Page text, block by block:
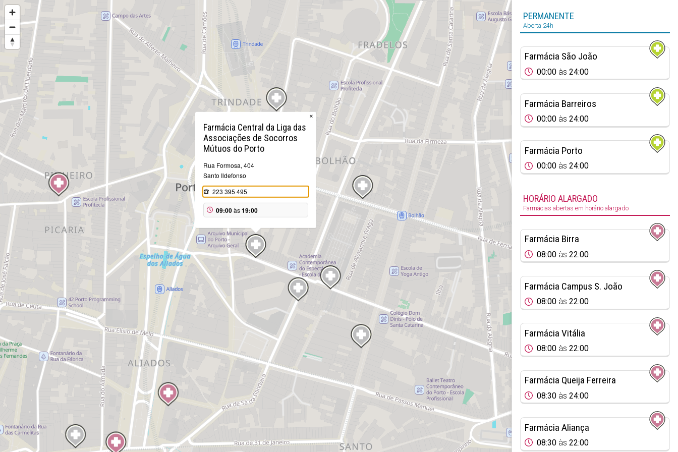
Farmácia Central da Liga das
Associações de Socorros
Mútuos do Porto
Rua Formosa, 404
Santo Ildefonso
223 395 495
09:00às19:00
×
PERMANENTE
Aberta 24h
Farmácia São João
00:00 às 24:00
Farmácia Barreiros
00:00 às 24:00
Farmácia Porto
00:00 às 24:00
HORÁRIO ALARGADO
Farmácias abertas em horário alargado
Farmácia Birra
08:00 às 22:00
Farmácia Campus S. João
08:00 às 22:00
Farmácia Vitália
08:00 às 22:00
Farmácia Queija Ferreira
08:30 às 24:00
Farmácia Aliança
08:30 às 22:00